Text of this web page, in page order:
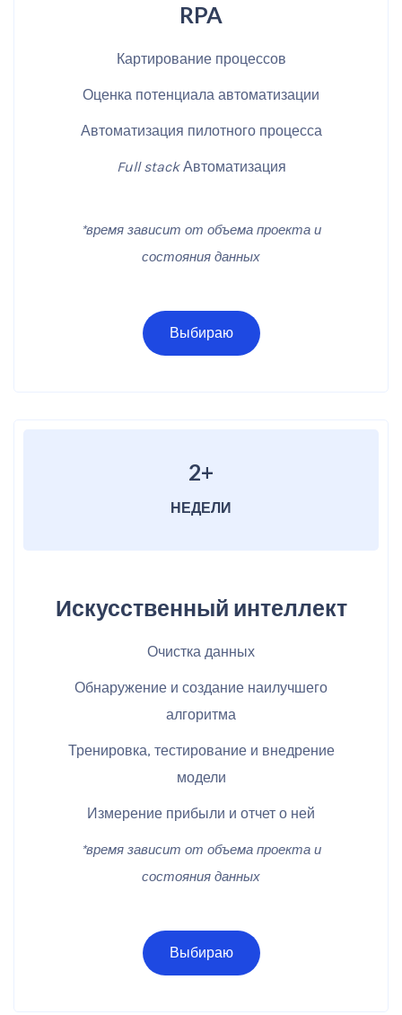
RPA
Картирование процессов
Оценка потенциала автоматизации
Автоматизация пилотного процесса
Full stackАвтоматизация
*время зависит от объема проекта и
состояния данных
Выбираю
2+
НЕДЕЛИ
Искусственный интеллект
Очистка данных
Обнаружение и создание наилучшего
алгоритма
Тренировка, тестирование и внедрение
модели
Измерение прибыли и отчет о ней
*время зависит от объема проекта и
состояния данных
Выбираю